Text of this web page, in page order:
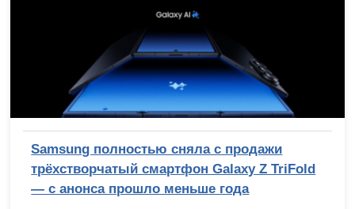
Samsung полностью сняла с продажи
трёхстворчатый смартфон Galaxy Z TriFold
— с анонса прошло меньше года